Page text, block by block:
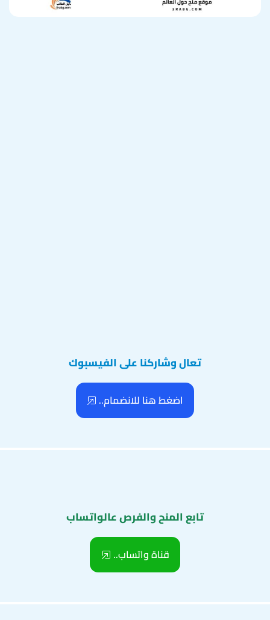
تعال وشاركنا على الفيسبوك
اضغط هنا للانضمام..
تابع المنح والفرص عالواتساب
قناة واتساب..